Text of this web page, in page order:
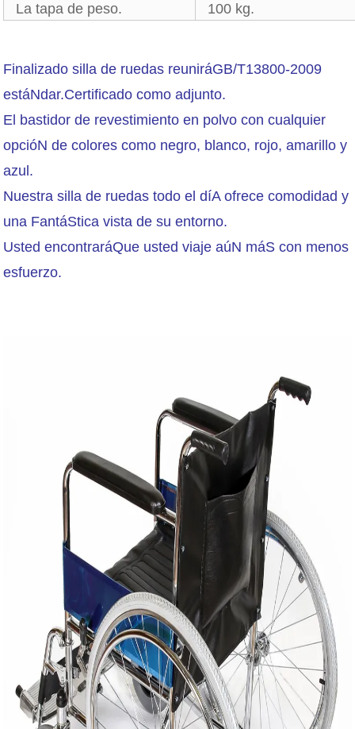
La tapa de peso. 100 kg.
Finalizado silla de ruedas reuniráGB/T13800-2009
estáNdar.Certificado como adjunto.
El bastidor de revestimiento en polvo con cualquier
opcióN de colores como negro, blanco, rojo, amarillo y
azul.
Nuestra silla de ruedas todo el díA ofrece comodidad y
una FantáStica vista de su entorno.
Usted encontraráQue usted viaje aúN máS con menos
esfuerzo.